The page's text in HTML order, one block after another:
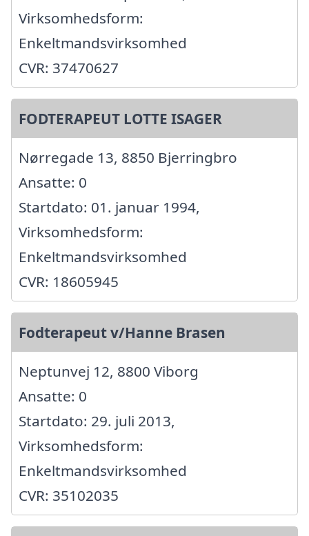
Virksomhedsform:
Enkeltmandsvirksomhed
CVR: 37470627
FODTERAPEUT LOTTE ISAGER
Nørregade 13, 8850 Bjerringbro
Ansatte: 0
Startdato: 01. januar 1994,
Virksomhedsform:
Enkeltmandsvirksomhed
CVR: 18605945
Fodterapeut v/Hanne Brasen
Neptunvej 12, 8800 Viborg
Ansatte: 0
Startdato: 29. juli 2013,
Virksomhedsform:
Enkeltmandsvirksomhed
CVR: 35102035